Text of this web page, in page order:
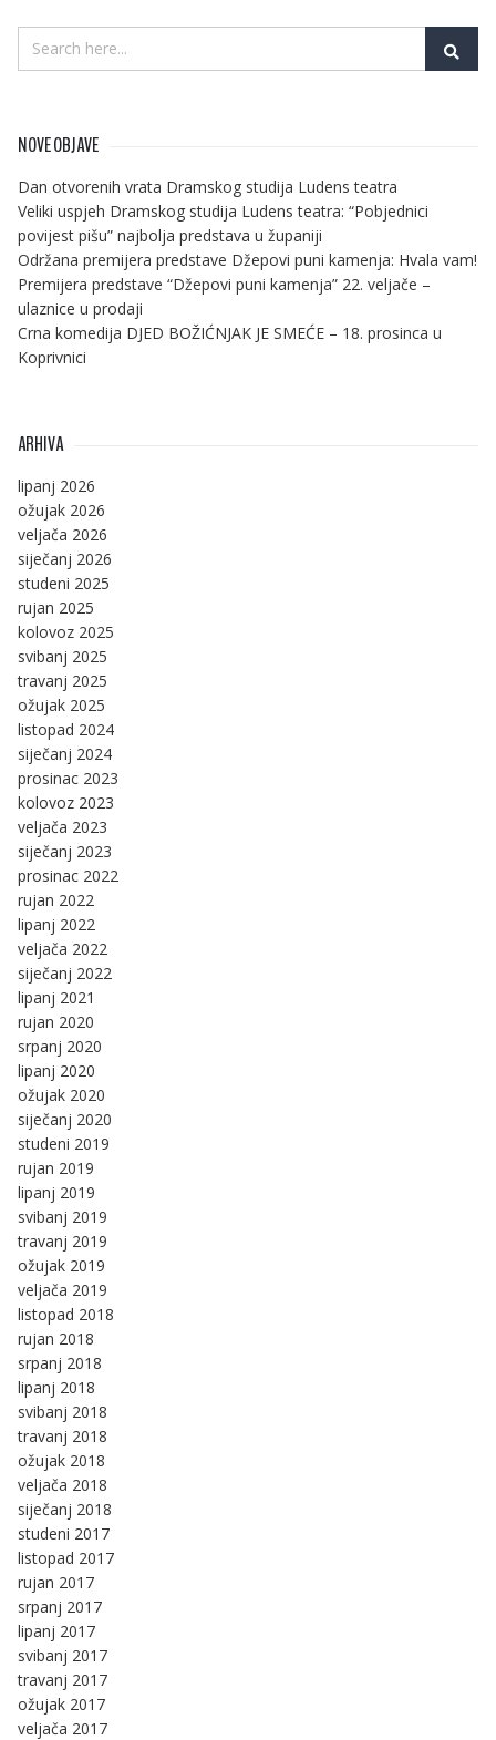
NOVE OBJAVE
Dan otvorenih vrata Dramskog studija Ludens teatra
Veliki uspjeh Dramskog studija Ludens teatra: “Pobjednici
povijest pišu” najbolja predstava u županiji
Održana premijera predstave Džepovi puni kamenja: Hvala vam!
Premijera predstave “Džepovi puni kamenja” 22. veljače –
ulaznice u prodaji
Crna komedija DJED BOŽIĆNJAK JE SMEĆE – 18. prosinca u
Koprivnici
ARHIVA
lipanj 2026
ožujak 2026
veljača 2026
siječanj 2026
studeni 2025
rujan 2025
kolovoz 2025
svibanj 2025
travanj 2025
ožujak 2025
listopad 2024
siječanj 2024
prosinac 2023
kolovoz 2023
veljača 2023
siječanj 2023
prosinac 2022
rujan 2022
lipanj 2022
veljača 2022
siječanj 2022
lipanj 2021
rujan 2020
srpanj 2020
lipanj 2020
ožujak 2020
siječanj 2020
studeni 2019
rujan 2019
lipanj 2019
svibanj 2019
travanj 2019
ožujak 2019
veljača 2019
listopad 2018
rujan 2018
srpanj 2018
lipanj 2018
svibanj 2018
travanj 2018
ožujak 2018
veljača 2018
siječanj 2018
studeni 2017
listopad 2017
rujan 2017
srpanj 2017
lipanj 2017
svibanj 2017
travanj 2017
ožujak 2017
veljača 2017